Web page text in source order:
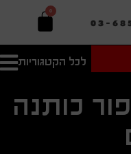
03-
0
לכל הקטגוריות
אישית
כותנה